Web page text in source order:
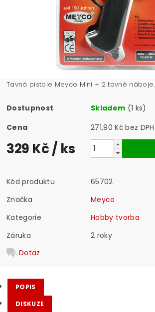
Tavná pistole Meyco Mini + 2 tavné náboje.
Dostupnost Skladem (1 ks)
Cena
271,90 Kč bez DPH
329 Kč/ ks
Kód produktu
65702
Značka
Meyco
Kategorie
Hobby tvorba
Záruka
2 roky
Dotaz
POPIS
DISKUZE